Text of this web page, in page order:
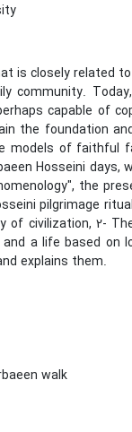
is closely related
community.
capable of
the foundation
of faithful
Hosseini
the
pilgrimage
civilization, 2-
a life based on
explains them.
walk